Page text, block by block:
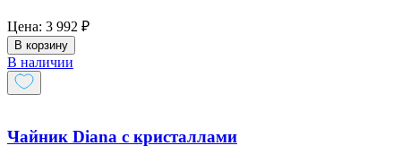
Цена: 3 992 ₽
В корзину
В наличии
Чайник Diana с кристаллами